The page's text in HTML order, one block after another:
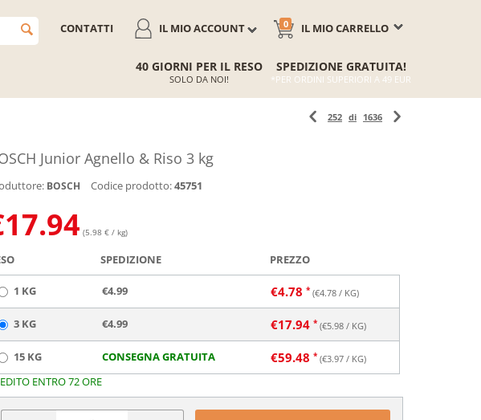
IL MIO CARRELLO
0
IL MIO ACCOUNT
CONTATTI
40 GIORNI PER IL RESO
SOLO DA NOI!
SPEDIZIONE GRATUITA!
*PER ORDINI SUPERIORI A 49 EUR
252 di 1636
Junior Agnello & Riso 3 kg
BOSCH Codice prodotto:45751
17.94 (5.98 € / kg)
SPEDIZIONE PREZZO
1 KG €4.99 €4.78 (€4.78/ KG)
3 KG €4.99 €17.94 (€5.98/ KG)
15 KG CONSEGNA GRATUITA €59.48 (€3.97/ KG)
ENTRO 72 ORE